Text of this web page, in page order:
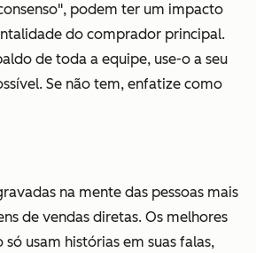
podem ter um impacto
do comprador principal.
de toda a equipe, use-o a seu
Se não tem, enfatize como
na mente das pessoas mais
de vendas diretas. Os melhores
só usam histórias em suas falas,